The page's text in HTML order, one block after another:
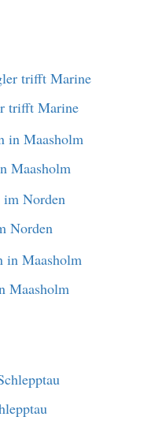
trifft Marine
Maasholm
Norden
Maasholm